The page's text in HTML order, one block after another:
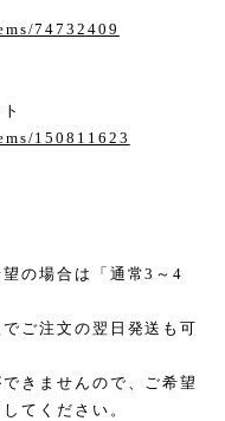
74732409
150811623
の場合は「通常3～4
ご注文の翌日発送も可
きませんので、ご希望
てください。